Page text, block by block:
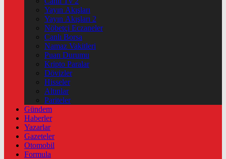
Yayın Akışları
Yayın Akışları 2
Nöbetçi Eczaneler
Canlı Borsa
Namaz Vakitleri
Puan Durumu
Kripto Paralar
Dövizler
Hisseler
Altınlar
Pariteler
Gündem
Haberler
Yazarlar
Gazeteler
Otomobil
Formula